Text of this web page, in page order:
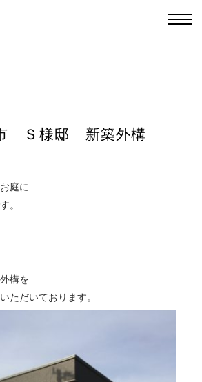
Ｓ様邸 新築外構
庭に
。
構を
ただいております。